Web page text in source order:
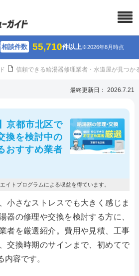
相談件数 55,710件以上※2026年8月時点
信頼できる給湯器修理業者・水道屋が見つか
最終更新日： 2026.7.21
京都市北区で
換を検討中の
おすすめ業者
イトプログラムによる収益を得ています。
小さなストレスでも大きく感じま
器の修理や交換を検討する方に、
者を厳選紹介。費用や見積、工事
交換時期のサインまで、初めてで
内容です。